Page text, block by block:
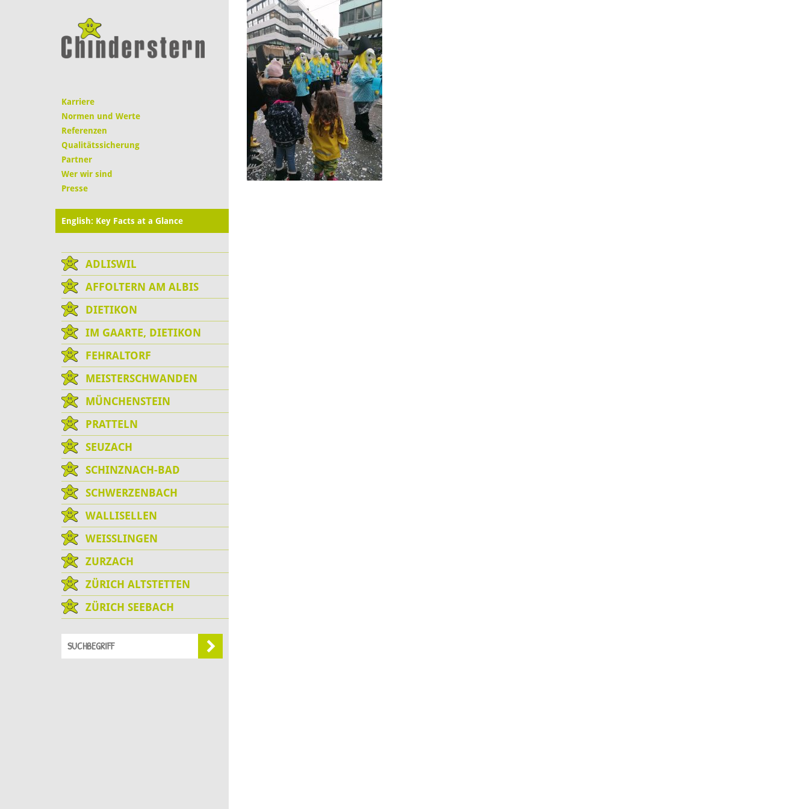
Karriere
Normen und Werte
Referenzen
Qualitätssicherung
Partner
Wer wir sind
Presse
English: Key Facts at a Glance
ADLISWIL
AFFOLTERN AM ALBIS
DIETIKON
IM GAARTE, DIETIKON
FEHRALTORF
MEISTERSCHWANDEN
MÜNCHENSTEIN
PRATTELN
SEUZACH
SCHINZNACH-BAD
SCHWERZENBACH
WALLISELLEN
WEISSLINGEN
ZURZACH
ZÜRICH ALTSTETTEN
ZÜRICH SEEBACH